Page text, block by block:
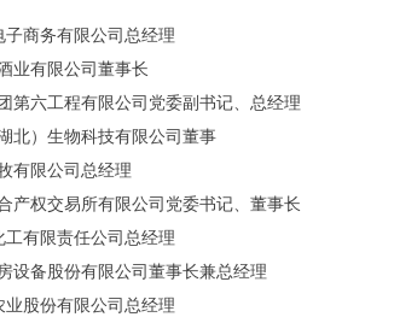
子商务有限公司总经理
业有限公司董事长
第六工程有限公司党委副书记、总经理
北）生物科技有限公司董事
有限公司总经理
产权交易所有限公司党委书记、董事长
工有限责任公司总经理
设备股份有限公司董事长兼总经理
业股份有限公司总经理